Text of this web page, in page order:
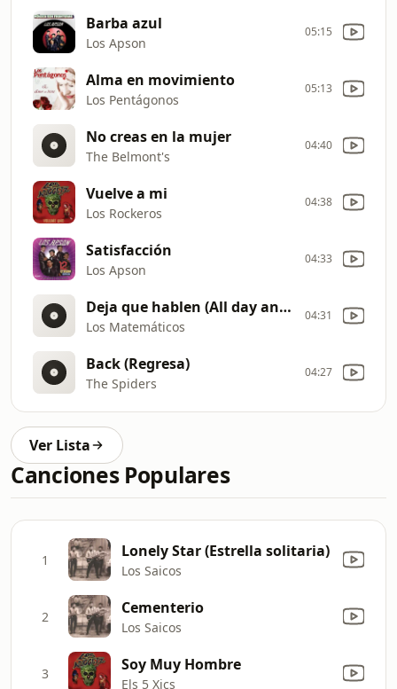
Barba azul
Los Apson
05:15
Alma en movimiento
Los Pentágonos
05:13
No creas en la mujer
The Belmont's
04:40
Vuelve a mi
Los Rockeros
04:38
Satisfacción
Los Apson
04:33
Deja que hablen (All day and all of the night)
Los Matemáticos
04:31
Back (Regresa)
The Spiders
04:27
Ver Lista
Canciones Populares
1 Lonely Star (Estrella solitaria)
Los Saicos
2 Cementerio
Los Saicos
3 Soy Muy Hombre
Els 5 Xics